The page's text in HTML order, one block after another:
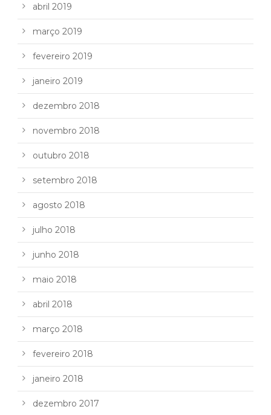
abril 2019
março 2019
fevereiro 2019
janeiro 2019
dezembro 2018
novembro 2018
outubro 2018
setembro 2018
agosto 2018
julho 2018
junho 2018
maio 2018
abril 2018
março 2018
fevereiro 2018
janeiro 2018
dezembro 2017